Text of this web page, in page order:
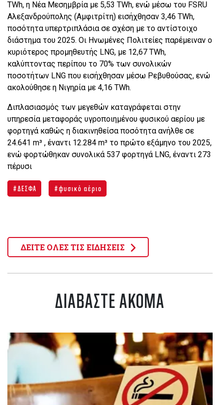
TWh, η Νέα Μεσημβρία με 5,53 TWh, ενώ μέσω του FSRU
Αλεξανδρούπολης (Αμφιτρίτη) εισήχθησαν 3,46 TWh,
ποσότητα υπερτριπλάσια σε σχέση με το αντίστοιχο
διάστημα του 2025. Οι Ηνωμένες Πολιτείες παρέμειναν ο
κυριότερος προμηθευτής LNG, με 12,67 TWh,
καλύπτοντας περίπου το 70% των συνολικών
ποσοτήτων LNG που εισήχθησαν μέσω Ρεβυθούσας, ενώ
ακολούθησε η Νιγηρία με 4,16 TWh.
Διπλασιασμός των μεγεθών καταγράφεται στην
υπηρεσία μεταφοράς υγροποιημένου φυσικού αερίου με
φορτηγά καθώς η διακινηθείσα ποσότητα ανήλθε σε
24.641 m³ , έναντι 12.284 m³ το πρώτο εξάμηνο του 2025,
ενώ φορτώθηκαν συνολικά 537 φορτηγά LNG, έναντι 273
πέρυσι
ΔΕΣΦΑ φυσικό αέριο
ΔΕΙΤΕ ΟΛΕΣ ΤΙΣ ΕΙΔΗΣΕΙΣ
ΔΙΑΒΑΣΤΕ ΑΚΟΜΑ